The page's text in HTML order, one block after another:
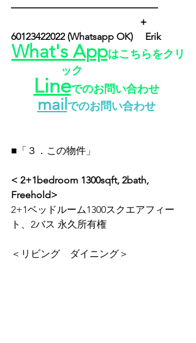
―――――――――――――――
＋
60123422022 (Whatsapp OK) 　Erik
What's Appはこちらをクリ
ック
Lineでのお問い合わせ
mail でのお問い合わせ
■「３．この物件」
< 2+1bedroom 1300sqft, 2bath,
Freehold>
2+1ベッドルーム1300スクエアフィー
ト、2バス 永久所有権
＜リビング　ダイニング＞